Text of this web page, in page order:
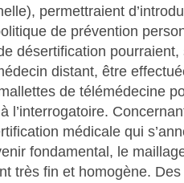
permettraient
de prévention
désertification pourraient,
distant, être
de télémédecine
l’interrogatoire.
médicale qui
fondamental, le
très fin et homogène.